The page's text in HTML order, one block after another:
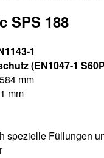
SPS 188
1
(EN1047-1
mm
mm
spezielle Füllungen